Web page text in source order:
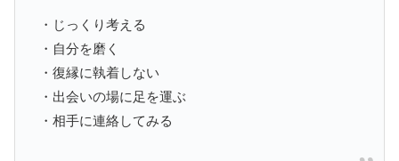
・じっくり考える
・自分を磨く
・復縁に執着しない
・出会いの場に足を運ぶ
・相手に連絡してみる